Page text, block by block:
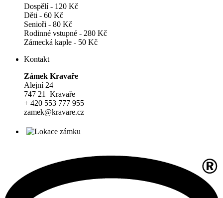
Dospělí - 120 Kč
Děti - 60 Kč
Senioři - 80 Kč
Rodinné vstupné - 280 Kč
Zámecká kaple - 50 Kč
Kontakt
Zámek Kravaře
Alejní 24
747 21 Kravaře
+ 420 553 777 955
zamek@kravare.cz